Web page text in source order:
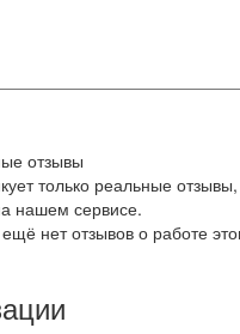
отзывы
только реальные
нашем сервисе.
нет отзывов о работе